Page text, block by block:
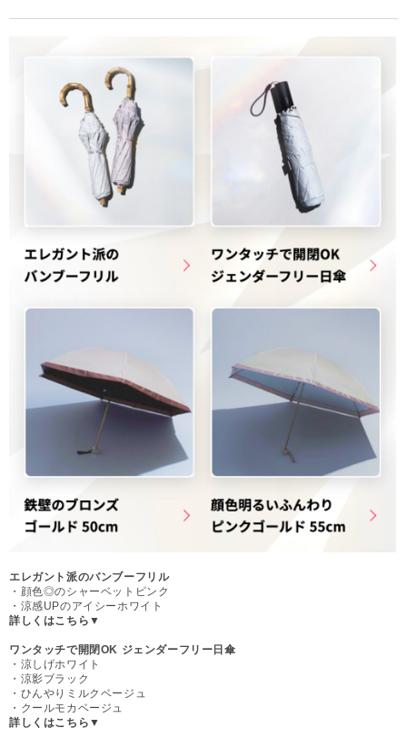
エレガント派のバンブーフリル
・顔色◎のシャーベットピンク
・涼感UPのアイシーホワイト
詳しくはこちら▼
ワンタッチで開閉OK ジェンダーフリー日傘
・涼しげホワイト
・涼影ブラック
・ひんやりミルクベージュ
・クールモカベージュ
詳しくはこちら▼